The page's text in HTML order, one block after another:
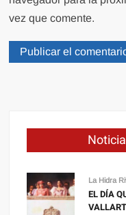
vez que comente.
La Hidra
EL DÍA